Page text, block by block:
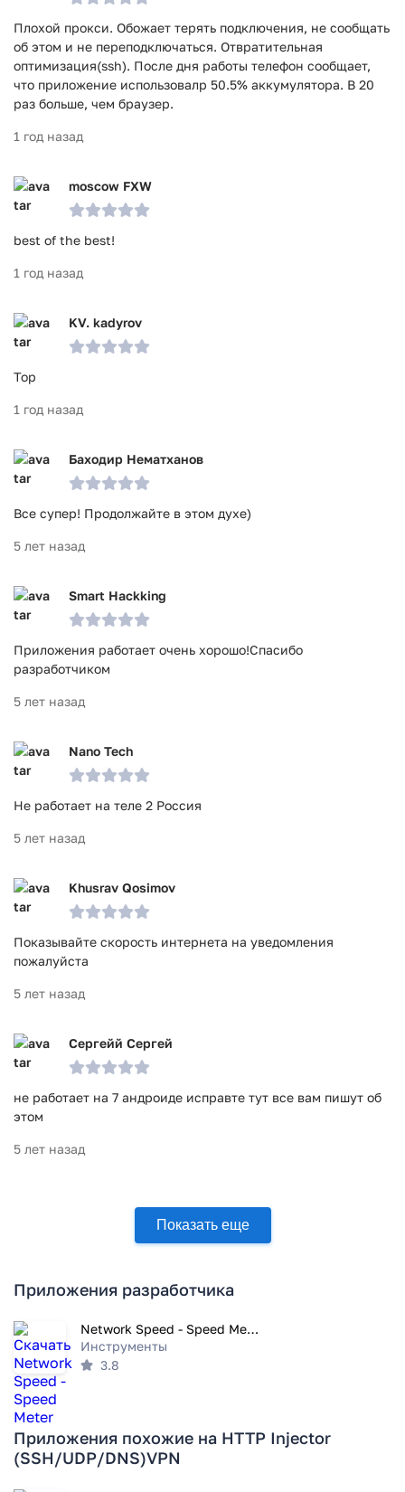
Плохой прокси. Обожает терять подключения, не сообщать
об этом и не переподключаться. Отвратительная
оптимизация(ssh). После дня работы телефон сообщает,
что приложение использовалр 50.5% аккумулятора. В 20
раз больше, чем браузер.
1 год назад
moscow FXW
best of the best!
1 год назад
KV. kadyrov
Тор
1 год назад
Баходир Нематханов
Все супер! Продолжайте в этом духе)
5 лет назад
Smart Hackking
Приложения работает очень хорошо!Спасибо
разработчиком
5 лет назад
Nano Tech
Не работает на теле 2 Россия
5 лет назад
Khusrav Qosimov
Показывайте скорость интернета на уведомления
пожалуйста
5 лет назад
Сергейй Сергей
не работает на 7 андроиде исправте тут все вам пишут об
этом
5 лет назад
Показать еще
Приложения разработчика
Network Speed - Speed Meter
Инструменты
3.8
Приложения похожие на HTTP Injector
(SSH/UDP/DNS)VPN